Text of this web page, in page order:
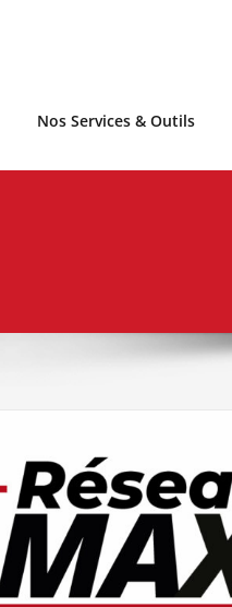
Nos Services & Outils